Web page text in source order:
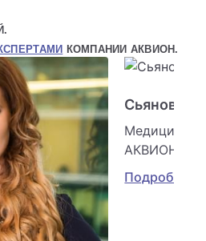
КОМПАНИИ АКВИОН.
Сьянова
АКВИОН
Подробнее